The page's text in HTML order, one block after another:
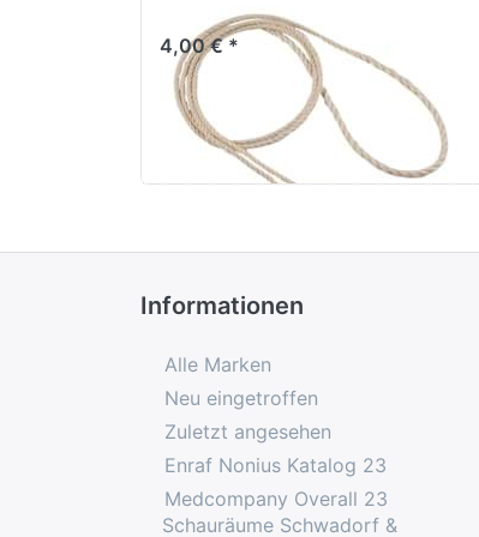
4,00 € *
Informationen
Alle Marken
Neu eingetroffen
Zuletzt angesehen
Enraf Nonius Katalog 23
Medcompany Overall 23
Schauräume Schwadorf &